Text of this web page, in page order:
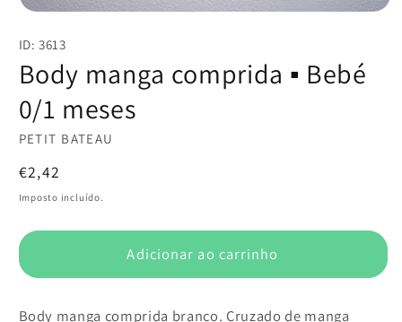
multimédia
em
modal
ID: 3613
Body manga comprida ▪️ Bebé
0/1 meses
PETIT BATEAU
Preço
normal
€2,42
Imposto incluído.
Adicionar ao carrinho
Body manga comprida branco. Cruzado de manga